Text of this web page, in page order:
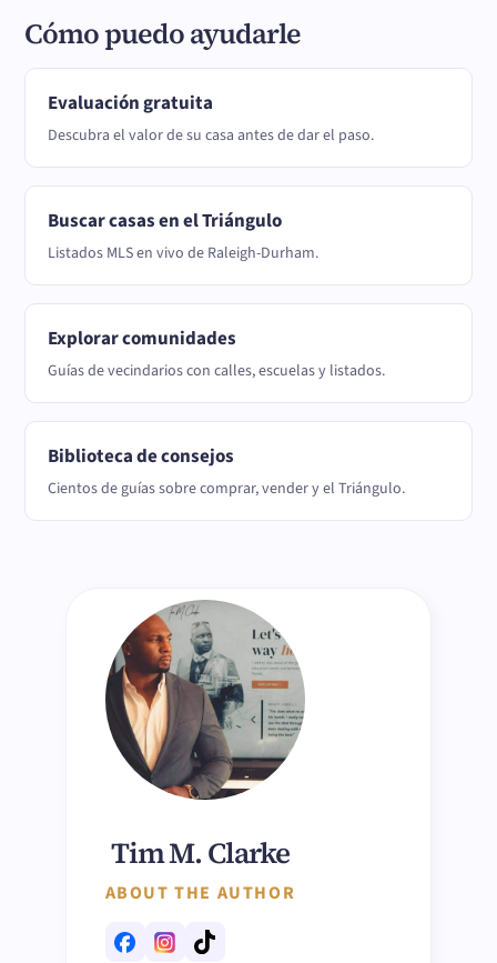
Cómo puedo ayudarle
Evaluación gratuita
Descubra el valor de su casa antes de dar el paso.
Buscar casas en el Triángulo
Listados MLS en vivo de Raleigh-Durham.
Explorar comunidades
Guías de vecindarios con calles, escuelas y listados.
Biblioteca de consejos
Cientos de guías sobre comprar, vender y el Triángulo.
Tim M. Clarke
ABOUT THE AUTHOR